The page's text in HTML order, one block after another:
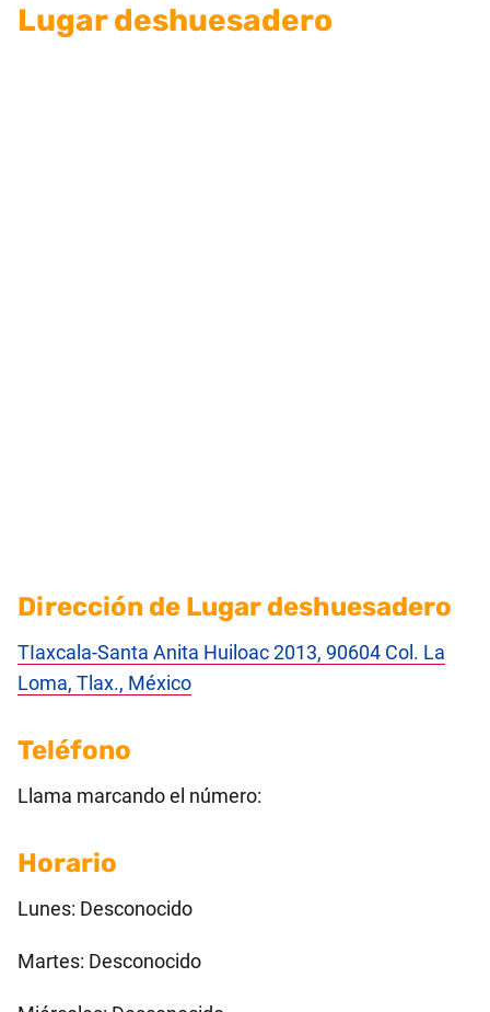
Lugar deshuesadero
Dirección de Lugar deshuesadero
TIaxcala-Santa Anita Huiloac 2013, 90604 Col. La
Loma, Tlax., México
Teléfono
Llama marcando el número:
Horario
Lunes: Desconocido
Martes: Desconocido